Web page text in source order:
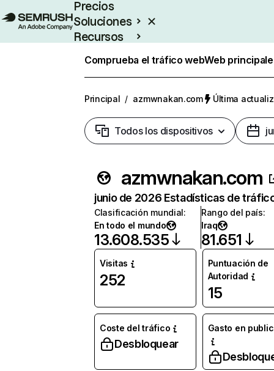
Precios
Soluciones
Recursos
Comprueba el tráfico webWeb
Principal / azmwnakan.com Última
Todos los dispositivos
azmwnakan.com
junio de 2026 Estadísticas de
Clasificación mundial:
En todo el mundo
13.608.535
Rango del país:
Iraq
81.651
Visitas
252
Puntuación de
Autoridad
15
Coste del tráfico
Desbloquear
Gasto en